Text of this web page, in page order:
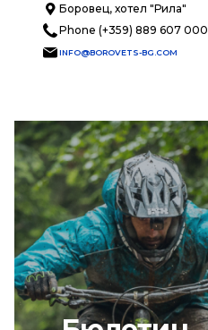
Боровец, хотел "Рила"
Phone (+359) 889 607 000
INFO@BOROVETS-BG.COM